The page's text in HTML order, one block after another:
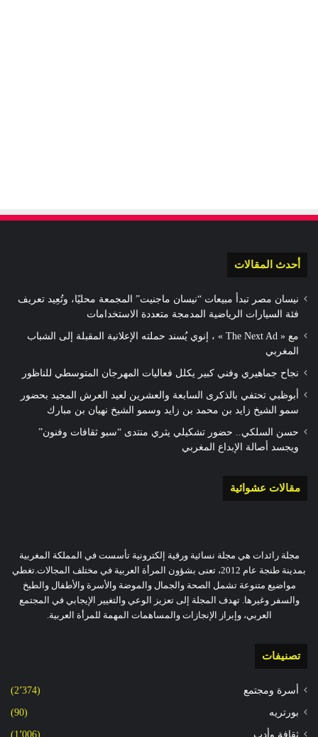
أحدث المقالات
نيسان مصر تبدأ مبيعات “نيسان ماجنيت” المجمعة محليًا، وتُعِيد تعريف
فئة السيارات الرياضية المدمجة متعددة الاستخدامات
مع « The Next Ad » ، إنوي يُسند حملته الإعلانية المقبلة إلى الشباب
المغربي
نجاح جماهيري وفني كبير يكلل فعاليات المهرجان المتوسطي للناظور
أبوظبي تحتفي بالذكرى السابعة والعشرين لعيد العرش المجيد بحضور
سمو الشيخ زايد بن محمد بن زايد وسمو الشيخ نهيان بن مبارك
حسن السلكي.. حضور تشكيلي يثري منتدى “سبو ثقافات وفنون”
ويجسد أصالة الإبداع المغربي
مقالات عشوائية
مجلة رائدات هي مجلة نسائية ورقية إلكترونية تأسست في المملكة المغربية
بمدينة طنجة عام 2012، تعنى بشؤون المرأة العربية في مختلف المجالات.تغطي
مواضيع متنوعة تشمل الصحة والجمال والموضة والأسرة والأطفال والطبخ
والسفر وغيرها. تهدف المجلة إلى تعزيز الوعي والتغيير الإيجابي في المجتمع
العربي، وإبراز الإنجازات والمساهمات المهمة للمرأة العربية.
تصنيفات
أسرة ومجتمع (2٬374)
بورتريه (90)
ثقافة وأدب (1٬006)